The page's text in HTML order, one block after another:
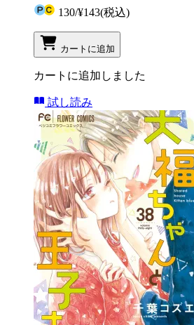
130/¥143(税込)
カートに追加
カートに追加しました
試し読み